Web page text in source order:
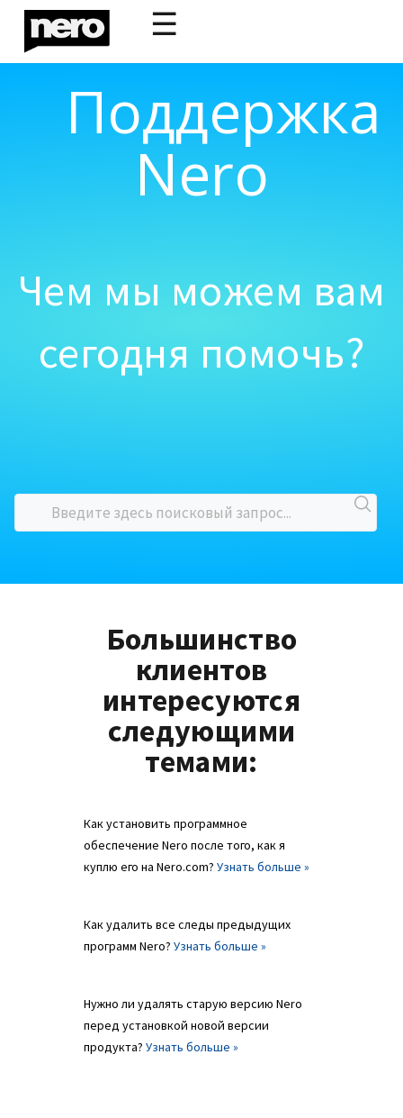
☰
Поддержка
Nero
Чем мы можем вам
сегодня помочь?
Большинство
клиентов
интересуются
следующими
темами:
Как установить программное
обеспечение Nero после того, как я
куплю его на Nero.com? Узнать больше »
Как удалить все следы предыдущих
программ Nero? Узнать больше »
Нужно ли удалять старую версию Nero
перед установкой новой версии
продукта? Узнать больше »